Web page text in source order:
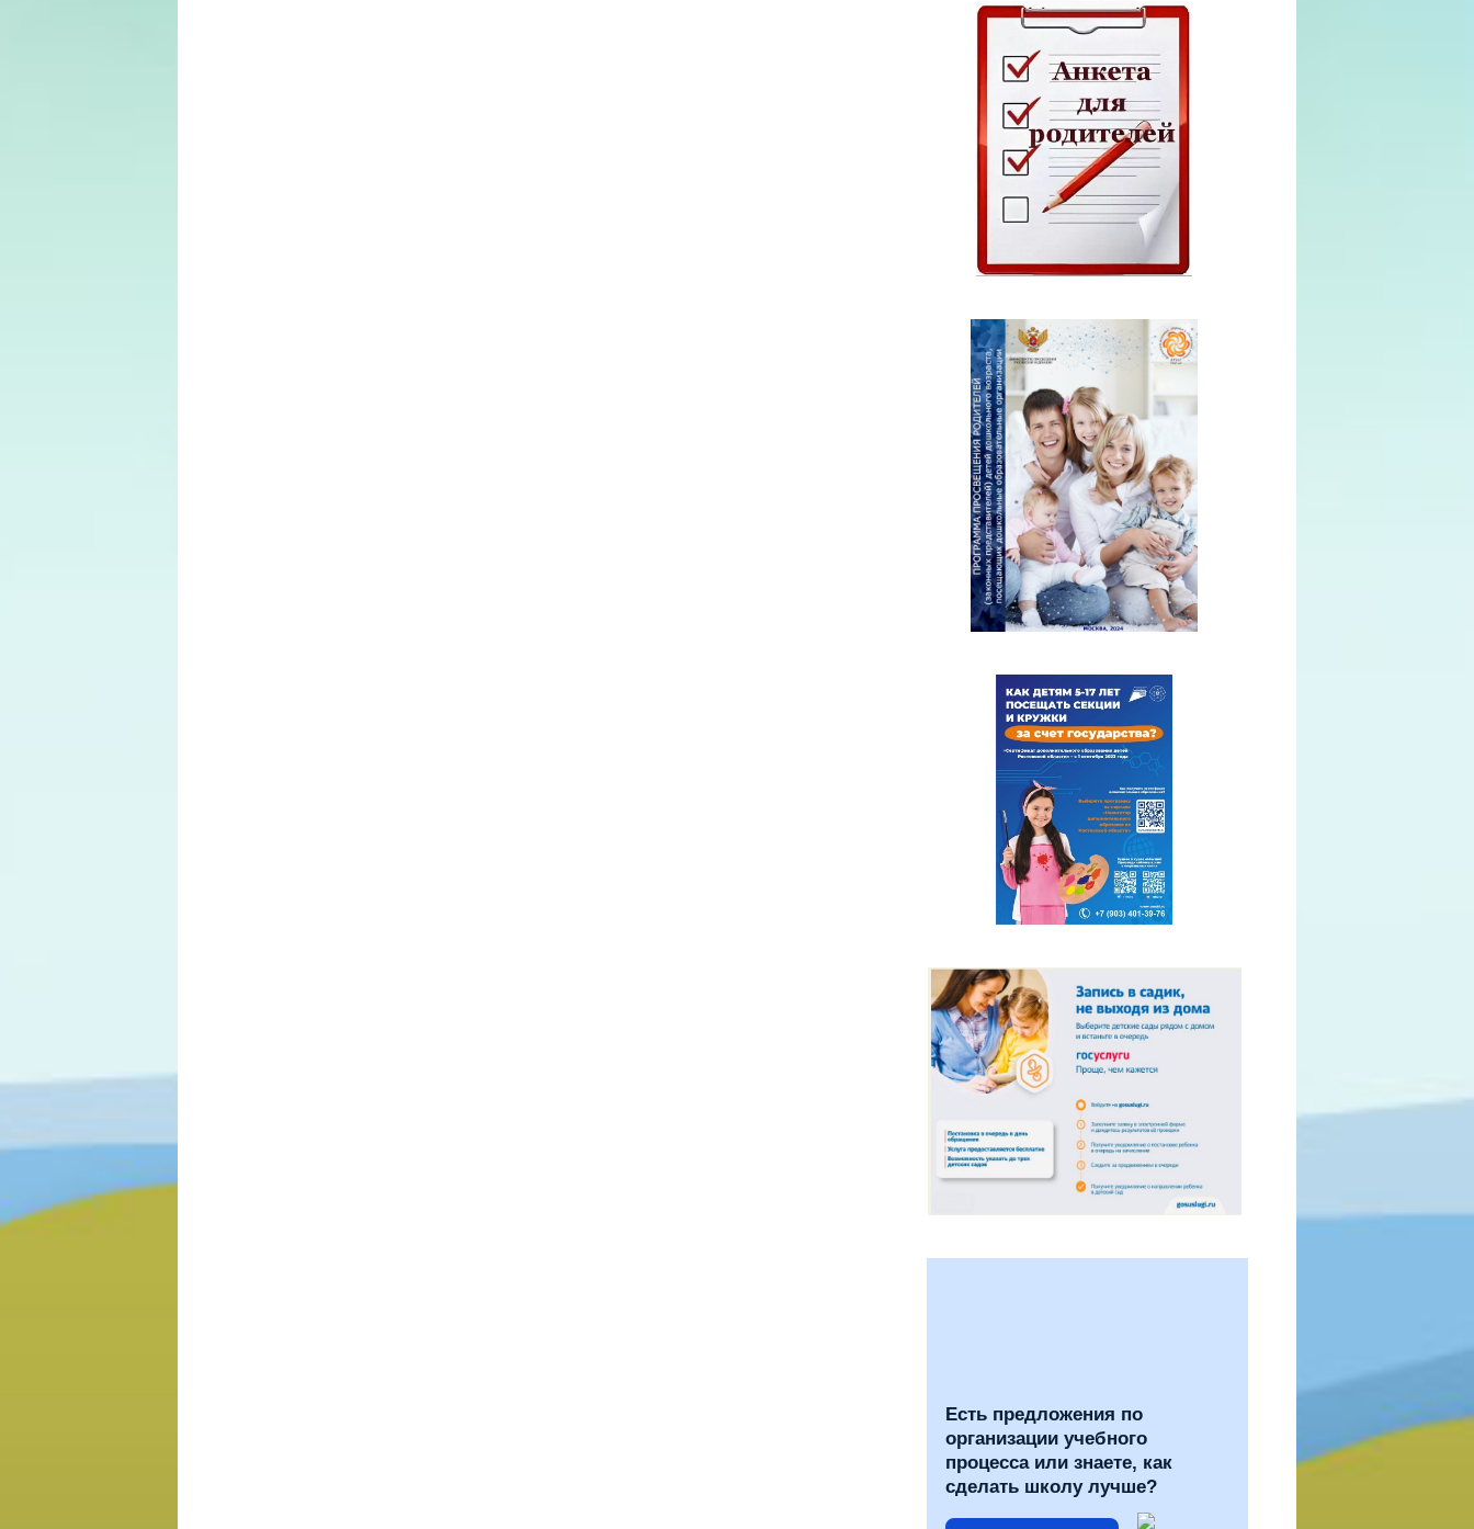
Есть предложения по
организации учебного
процесса или знаете, как
сделать школу лучше?